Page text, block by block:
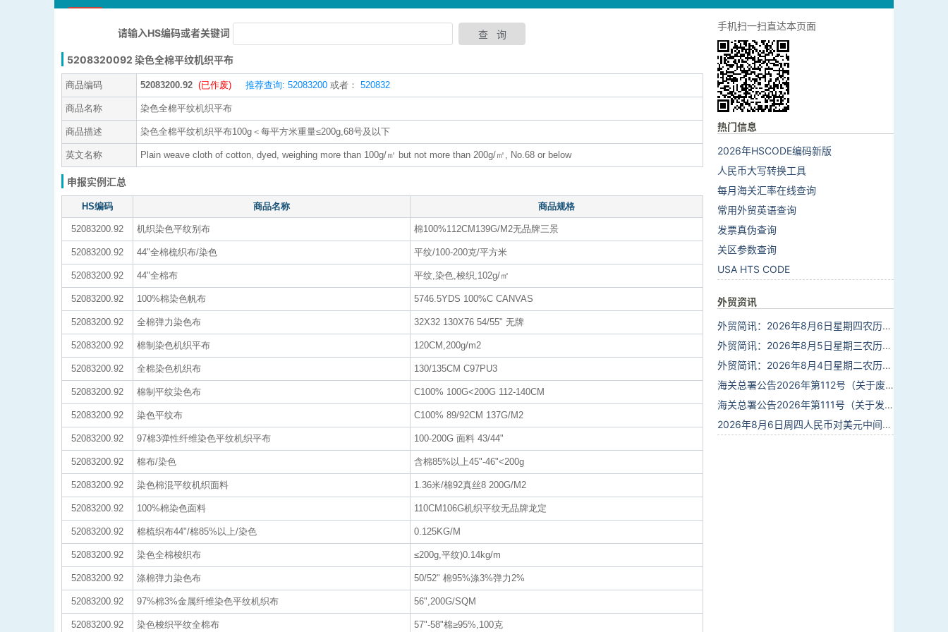
请输入HS编码或者关键词
5208320092 染色全棉平纹机织平布
商品编码 52083200.92 (已作废) 推荐查询: 52083200 或者： 520832
商品名称 染色全棉平纹机织平布
商品描述 染色全棉平纹机织平布100g＜每平方米重量≤200g,68号及以下
英文名称 Plain weave cloth of cotton, dyed, weighing more than 100g/㎡ but not more than 200g/㎡, No.68 or below
申报实例汇总
HS编码 商品名称 商品规格
52083200.92 机织染色平纹别布 棉100%112CM139G/M2无品牌三景
52083200.92 44"全棉梳织布/染色 平纹/100-200克/平方米
52083200.92 44"全棉布 平纹,染色,梭织,102g/㎡
52083200.92 100%棉染色帆布 5746.5YDS 100%C CANVAS
52083200.92 全棉弹力染色布 32X32 130X76 54/55" 无牌
52083200.92 棉制染色机织平布 120CM,200g/m2
52083200.92 全棉染色机织布 130/135CM C97PU3
52083200.92 棉制平纹染色布 C100% 100G<200G 112-140CM
52083200.92 染色平纹布 C100% 89/92CM 137G/M2
52083200.92 97棉3弹性纤维染色平纹机织平布 100-200G 面料 43/44"
52083200.92 棉布/染色 含棉85%以上45"-46"<200g
52083200.92 染色棉混平纹机织面料 1.36米/棉92真丝8 200G/M2
52083200.92 100%棉染色面料 110CM106G机织平纹无品牌龙定
52083200.92 棉梳织布44"/棉85%以上/染色 0.125KG/M
52083200.92 染色全棉梭织布 ≤200g,平纹)0.14kg/m
52083200.92 涤棉弹力染色布 50/52" 棉95%涤3%弹力2%
52083200.92 97%棉3%金属纤维染色平纹机织布 56",200G/SQM
52083200.92 染色梭织平纹全棉布 57"-58"棉≥95%,100克
手机扫一扫直达本页面
热门信息
2026年HSCODE编码新版
人民币大写转换工具
每月海关汇率在线查询
常用外贸英语查询
发票真伪查询
关区参数查询
USA HTS CODE
外贸资讯
外贸简讯：2026年8月6日星期四农历六月廿四
外贸简讯：2026年8月5日星期三农历六月廿三
外贸简讯：2026年8月4日星期二农历六月廿二
海关总署公告2026年第112号（关于废止部分卫生检疫类规范性文件的公告）
海关总署公告2026年第111号（关于发布《进出境动植物检疫处理监督管理工作规定》《进出境卫生处理监督管理工作规定》的公告）
2026年8月6日周四人民币对美元中间价报6.7895调贬6个基点